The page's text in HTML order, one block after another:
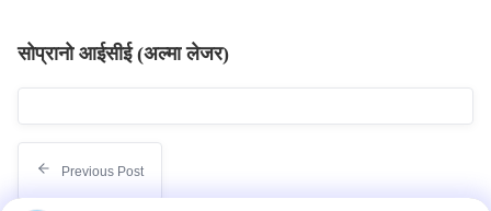
सोप्रानो आईसीई (अल्मा लेजर)
Previous Post